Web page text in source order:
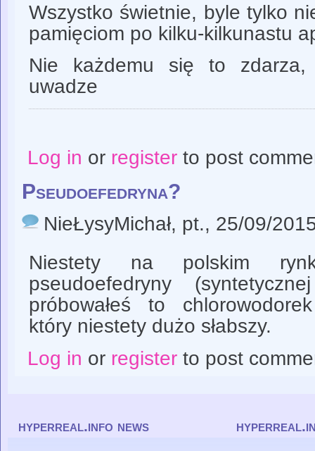
Wszystko świetnie, byle tylko
pamięciom po kilku-kilkunastu
Nie każdemu się to
uwadze
Log in or registerto post
Pseudoefedryna?
NieŁysyMichał, pt., 25/09/
Niestety na polskim
pseudoefedryny
próbowałeś to
który niestety dużo słabszy.
Log in or registerto post
hyperreal.info news